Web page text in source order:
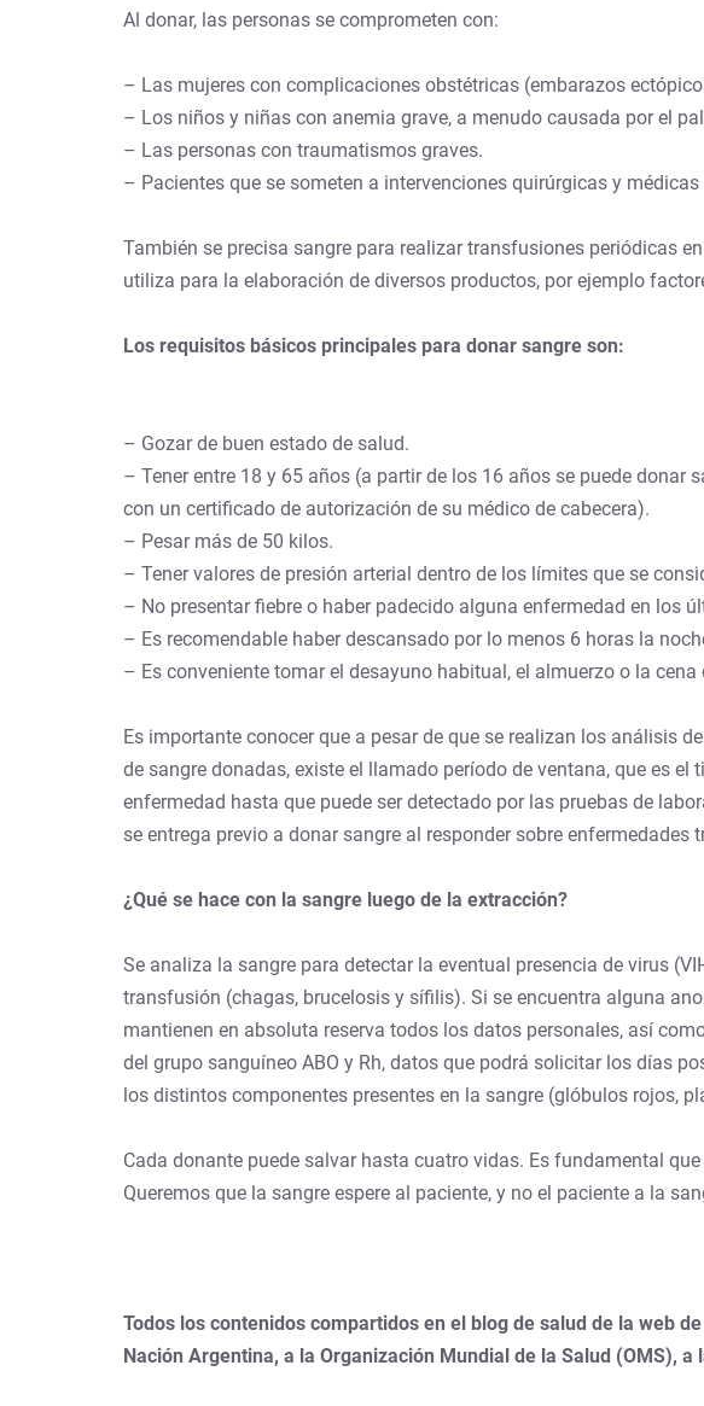
Al donar, las personas se comprometen con:
– Las mujeres con complicaciones obstétricas (embarazos
– Los niños y niñas con anemia grave, a menudo causada por el
– Las personas con traumatismos graves.
– Pacientes que se someten a intervenciones quirúrgicas y
También se precisa sangre para realizar transfusiones periódicas
utiliza para la elaboración de diversos productos, por ejemplo
Los requisitos básicos principales para donar sangre son:
– Gozar de buen estado de salud.
– Tener entre 18 y 65 años (a partir de los 16 años se puede
con un certificado de autorización de su médico de cabecera).
– Pesar más de 50 kilos.
– Tener valores de presión arterial dentro de los límites que se
– No presentar fiebre o haber padecido alguna enfermedad en los
– Es recomendable haber descansado por lo menos 6 horas la
– Es conveniente tomar el desayuno habitual, el almuerzo o la
Es importante conocer que a pesar de que se realizan los análisis
de sangre donadas, existe el llamado período de ventana, que es
enfermedad hasta que puede ser detectado por las pruebas de
se entrega previo a donar sangre al responder sobre
¿Qué se hace con la sangre luego de la extracción?
Se analiza la sangre para detectar la eventual presencia de virus
transfusión (chagas, brucelosis y sífilis). Si se encuentra alguna
mantienen en absoluta reserva todos los datos personales, así
del grupo sanguíneo ABO y Rh, datos que podrá solicitar los días
los distintos componentes presentes en la sangre (glóbulos rojos,
Cada donante puede salvar hasta cuatro vidas. Es fundamental
Queremos que la sangre espere al paciente, y no el paciente a la
Todos los contenidos compartidos en el blog de salud de la web
Nación Argentina, a la Organización Mundial de la Salud (OMS),